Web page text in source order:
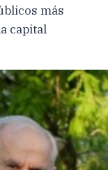
más
capital